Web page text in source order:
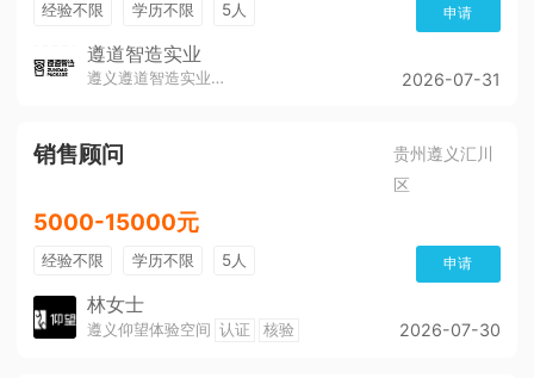
经验不限 学历不限 5人 申请
遵道智造实业
遵义遵道智造实业有限公司 2026-07-31
销售顾问
贵州遵义汇川
区
5000-15000元
经验不限 学历不限 5人 申请
林女士
遵义仰望体验空间 认证 核验 2026-07-30